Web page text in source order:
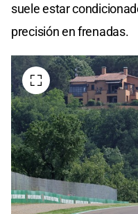
suele estar
precisión en frenadas.